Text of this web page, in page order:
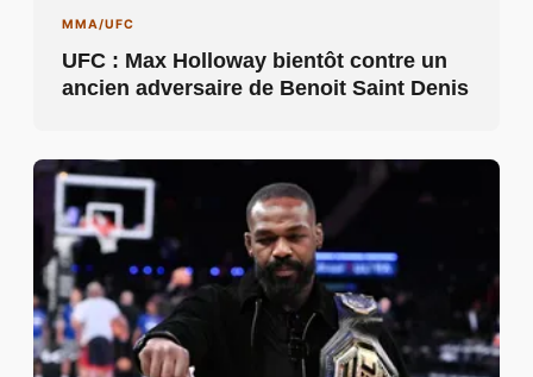
MMA/UFC
UFC : Max Holloway bientôt contre un
ancien adversaire de Benoit Saint Denis